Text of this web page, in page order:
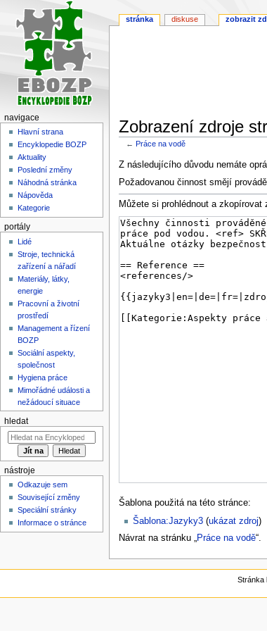
Zobrazení zdroje
←Práce na vodě
Skočit
na
Skočit
na
Z následujícího důvodu nemáte
Požadovanou činnost smějí
Můžete si prohlédnout a zkopírovat
Šablona použitá na této stránce:
Šablona:Jazyky3(ukázat zdroj)
Návrat na stránku „
Práce na vodě“.
stránka diskuse zobrazit
navigace
Hlavní strana
Encyklopedie BOZP
Aktuality
Poslední změny
Náhodná stránka
Nápověda
Kategorie
portály
Lidé
Stroje, technická
zařízení a nářadí
Materiály, látky,
energie
Pracovní a životní
prostředí
Management a řízení
BOZP
Sociální aspekty,
společnost
Hygiena práce
Mimořádné události a
nežádoucí situace
hledat
nástroje
Odkazuje sem
Související změny
Speciální stránky
Informace o stránce
Stránka